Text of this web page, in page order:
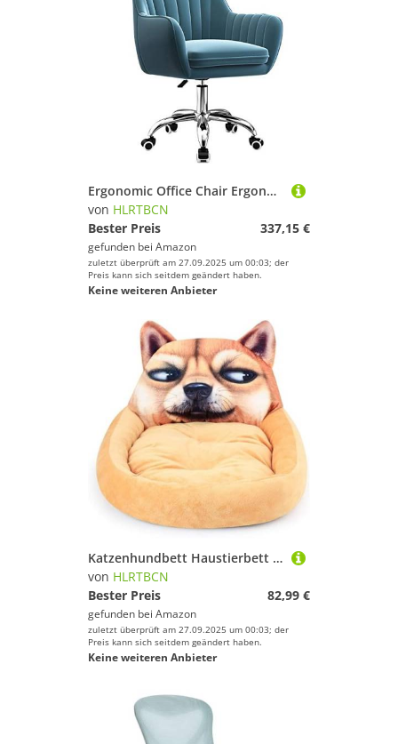
Ergonomic Office Chair Ergonomic Grey Samt Schwenk -Office -Stuhl - Verstellbare Mid -Back -Ess- und Computertischstuhl Weiche gepolsterte Vanity -Sitzgelegenheiten für Haus- und Wohnzimmerdekoration
von HLRTBCN
Bester Preis
337,15 €
gefunden bei Amazon
zuletzt überprüft am 27.09.2025 um 00:03; der
Preis kann sich seitdem geändert haben.
Keine weiteren Anbieter
Katzenhundbett Haustierbett Zwinger süßes Haustier Winter Hunde Bett Sofa weich warm warmes Katzenbett Cartoon kleines Hundebettkissen Haustier Sofa für Hund Chihuahua Teddy Hundebett Welpe Sofa
von HLRTBCN
Bester Preis
82,99 €
gefunden bei Amazon
zuletzt überprüft am 27.09.2025 um 00:03; der
Preis kann sich seitdem geändert haben.
Keine weiteren Anbieter